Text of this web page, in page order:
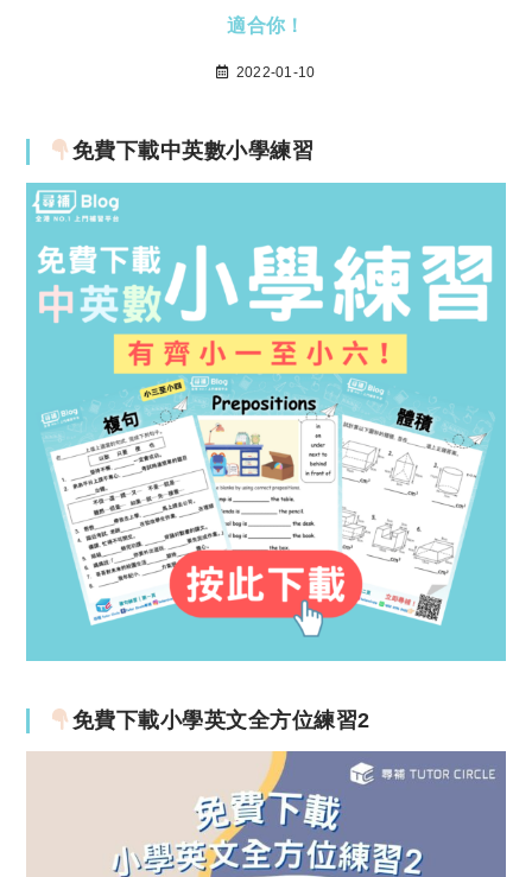
適合你！
2022-01-10
免費下載中英數小學練習
免費下載小學英文全方位練習2